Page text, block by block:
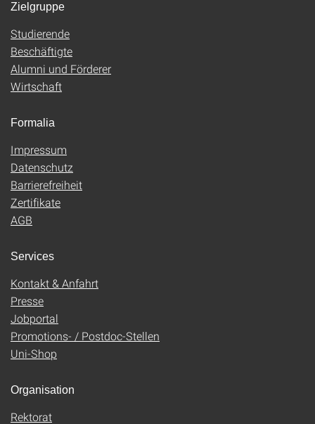
Zielgruppe
Studierende
Beschäftigte
Alumni und Förderer
Wirtschaft
Formalia
Impressum
Datenschutz
Barrierefreiheit
Zertifikate
AGB
Services
Kontakt & Anfahrt
Presse
Jobportal
Promotions- / Postdoc-Stellen
Uni-Shop
Organisation
Rektorat